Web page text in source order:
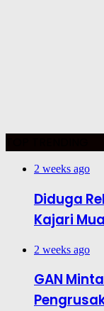
2 weeks ago
Diduga
Kajari
2 weeks ago
GAN